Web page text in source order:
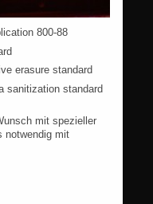
800-88
erasure standard
sanitization standard
mit spezieller
notwendig mit